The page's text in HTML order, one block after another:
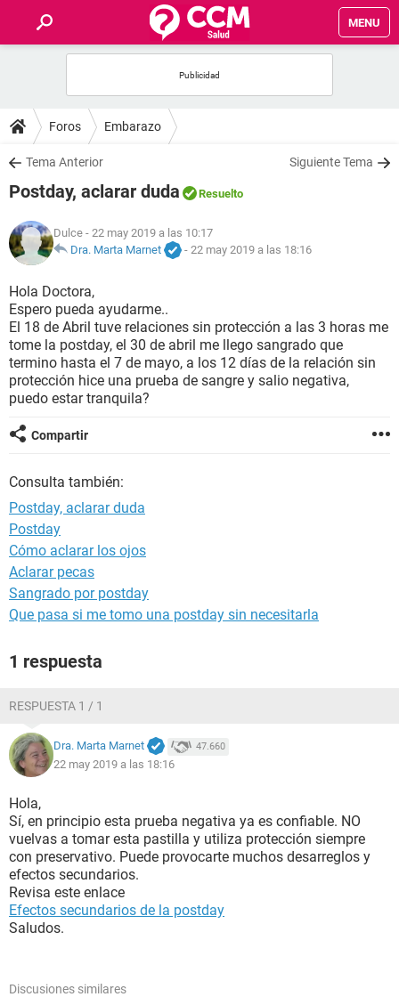
MENU
FOROS
SALUD
NUTRICIÓN
BIENESTAR
SEXUALIDAD
GLOSARIO
Foros Embarazo
Tema Anterior Siguiente Tema
Postday, aclarar duda Resuelto
Dulce - 22 may 2019 a las 10:17
Dra. Marta Marnet
- 22 may 2019 a las 18:16
Hola Doctora,
Espero pueda ayudarme..
El 18 de Abril tuve relaciones sin protección a las 3 horas me
tome la postday, el 30 de abril me llego sangrado que
termino hasta el 7 de mayo, a los 12 días de la relación sin
protección hice una prueba de sangre y salio negativa,
puedo estar tranquila?
Compartir
Consulta también:
Postday, aclarar duda
Postday
Cómo aclarar los ojos
Aclarar pecas
Sangrado por postday
Que pasa si me tomo una postday sin necesitarla
1 respuesta
RESPUESTA 1 / 1
Dra. Marta Marnet 47.660
22 may 2019 a las 18:16
Hola,
Sí, en principio esta prueba negativa ya es confiable. NO
vuelvas a tomar esta pastilla y utiliza protección siempre
con preservativo. Puede provocarte muchos desarreglos y
efectos secundarios.
Revisa este enlace
Efectos secundarios de la postday
Saludos.
Discusiones similares